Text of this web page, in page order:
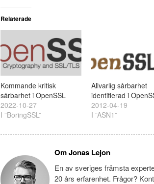
Relaterade
Kommande kritisk
sårbarhet i OpenSSL
2022-10-27
I ”BoringSSL”
Allvarlig sårbarhet
identifierad i
2012-04-19
I ”ASN1”
Om Jonas Lejon
En av sveriges främsta
20 års erfarenhet. Frågor?